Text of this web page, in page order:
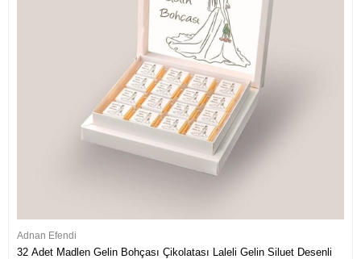
Adnan Efendi
32 Adet Madlen Gelin Bohçası Çikolatası Laleli Gelin Siluet Desenli